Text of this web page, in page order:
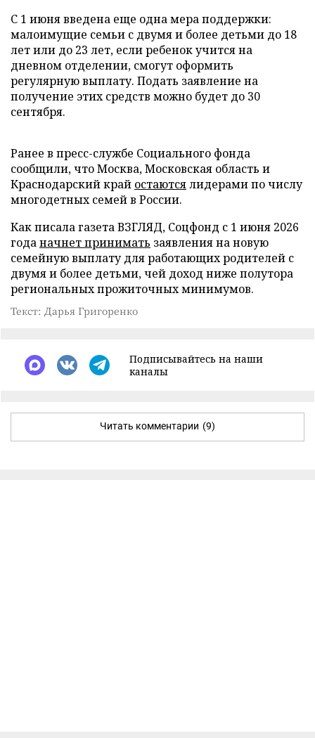
С 1 июня введена еще одна мера поддержки:
малоимущие семьи с двумя и более детьми до 18
лет или до 23 лет, если ребенок учится на
дневном отделении, смогут оформить
регулярную выплату. Подать заявление на
получение этих средств можно будет до 30
сентября.
Ранее в пресс-службе Социального фонда
сообщили, что Москва, Московская область и
Краснодарский край остаютсялидерами по числу
многодетных семей в России.
Как писала газета ВЗГЛЯД, Соцфонд с 1 июня 2026
годаначнет принимать заявления на новую
семейную выплату для работающих родителей с
двумя и более детьми, чей доход ниже полутора
региональных прожиточных минимумов.
Текст: Дарья Григоренко
Подписывайтесь на наши
каналы
Читать комментарии (9)